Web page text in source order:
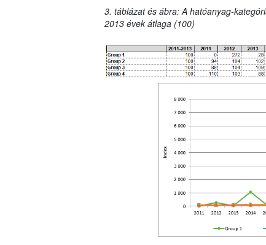
3. táblázat és ábra: A hatóanyag-
2013 évek átlaga (100)